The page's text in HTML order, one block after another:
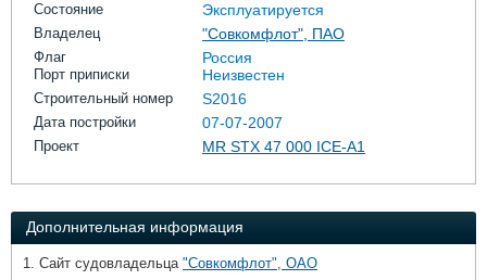
Состояние Эксплуатируется
Владелец "Совкомфлот", ПАО
Флаг Россия
Порт приписки Неизвестен
Строительный номер S2016
Дата постройки 07-07-2007
Проект MR STX 47 000 ICE-A1
Дополнительная информация
1. Сайт судовладельца "Совкомфлот", ОАО